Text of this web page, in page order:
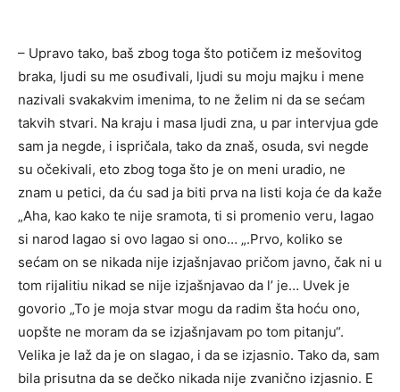
– Upravo tako, baš zbog toga što potičem iz mešovitog
braka, ljudi su me osuđivali, ljudi su moju majku i mene
nazivali svakakvim imenima, to ne želim ni da se sećam
takvih stvari. Na kraju i masa ljudi zna, u par intervjua gde
sam ja negde, i ispričala, tako da znaš, osuda, svi negde
su očekivali, eto zbog toga što je on meni uradio, ne
znam u petici, da ću sad ja biti prva na listi koja će da kaže
„Aha, kao kako te nije sramota, ti si promenio veru, lagao
si narod lagao si ovo lagao si ono… „.Prvo, koliko se
sećam on se nikada nije izjašnjavao pričom javno, čak ni u
tom rijalitiu nikad se nije izjašnjavao da l’ je… Uvek je
govorio „To je moja stvar mogu da radim šta hoću ono,
uopšte ne moram da se izjašnjavam po tom pitanju“.
Velika je laž da je on slagao, i da se izjasnio. Tako da, sam
bila prisutna da se dečko nikada nije zvanično izjasnio. E